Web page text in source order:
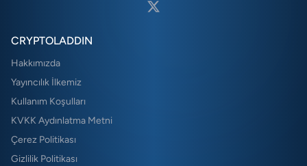
CRYPTOLADDIN
Hakkımızda
Yayıncılık İlkemiz
Kullanım Koşulları
KVKK Aydınlatma Metni
Çerez Politikası
Gizlilik Politikası